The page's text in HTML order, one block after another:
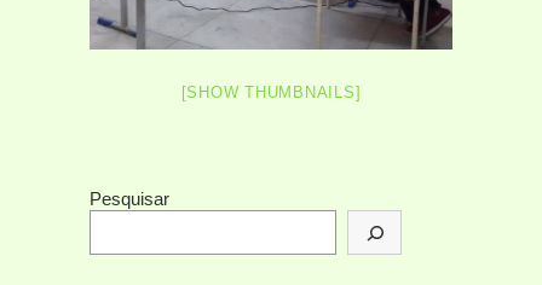
[SHOW THUMBNAILS]
Pesquisar